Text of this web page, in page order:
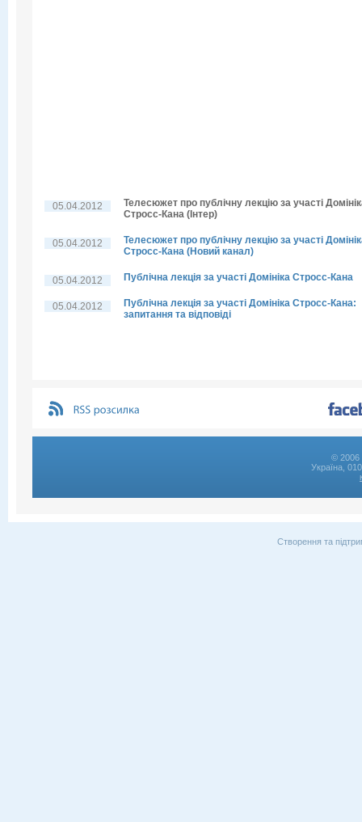
05.04.2012
Телесюжет про публічну лекцію за участі
Стросс-Кана (Інтер)
05.04.2012
Телесюжет про публічну лекцію за участі
Стросс-Кана (Новий канал)
05.04.2012 Публічна лекція за участі Домініка Стросс-Кана
05.04.2012
Публічна лекція за участі Домініка Стросс-Кана:
запитання та відповіді
© 2006
Україна,
Створення та